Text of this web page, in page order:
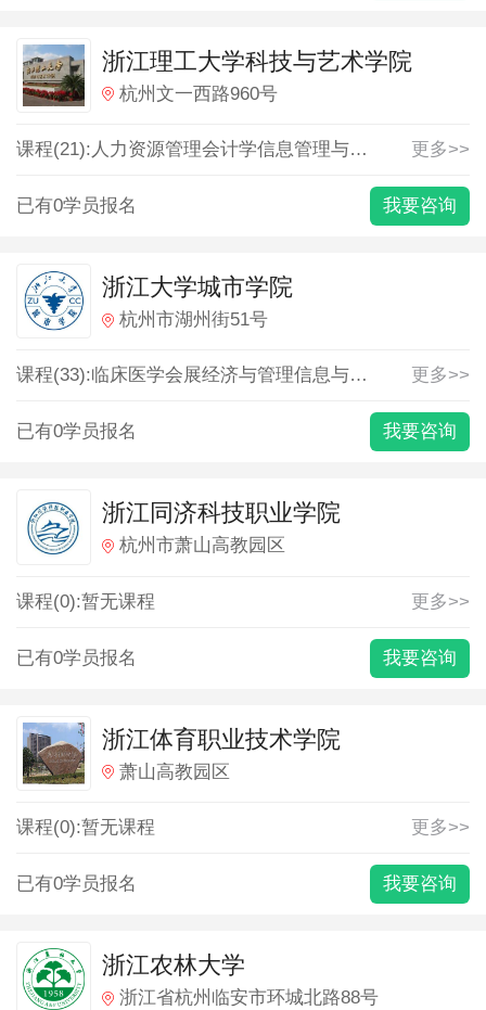
浙江理工大学科技与艺术学院
杭州文一西路960号
课程(21): 人力资源管理会计学信息管理与信息系统公共事
更多>>
已有0学员报名 我要咨询
浙江大学城市学院
杭州市湖州街51号
课程(33):临床医学会展经济与管理信息与计算科学信息工
更多>>
已有0学员报名 我要咨询
浙江同济科技职业学院
杭州市萧山高教园区
课程(0):暂无课程 更多>>
已有0学员报名 我要咨询
浙江体育职业技术学院
萧山高教园区
课程(0):暂无课程 更多>>
已有0学员报名 我要咨询
浙江农林大学
浙江省杭州临安市环城北路88号